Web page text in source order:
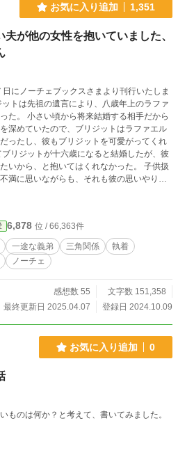
お気に入り追加 1,351
が他の女性を抱いていました、
日にノーチェブックスさまより刊行いたしま
た。 小さい頃から将来結婚する相手だから
深めていたので、ブリジットはラファエル
ったし、彼もブリジットを可愛がってくれ
いから、と抱いてはくれなかった。 子供扱
満に思いながらも、それも彼の思いやりだ
リジット。 けれど結婚して二年を過ぎても
に慕っていたカロリーヌに相談をすると、
ると言われ――彼女に指定された宿屋に向
ロリーヌを抱くラファエルがいた。 不倫
切られた妻と、一途な義弟（夫の弟）のお
んわり設定異世界です
6,878 位 / 66,363件
一途な義弟 三角関係
執着
ノーチェ
感想数 55
文字数 151,358
最終更新日 2025.04.07
登録日 2024.10.09
お気に入り追加 0
ものは何か？と考えて、書いてみました。